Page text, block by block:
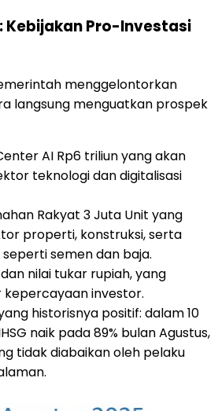
Kebijakan Pro-Investasi
menggelontorkan
langsung menguatkan prospek
AI Rp6 triliun yang akan
teknologi dan digitalisasi
Rakyat 3 Juta Unit yang
properti, konstruksi, serta
semen dan baja.
nilai tukar rupiah, yang
kepercayaan investor.
historisnya positif: dalam 10
naik pada 89% bulan Agustus,
tidak diabaikan oleh pelaku